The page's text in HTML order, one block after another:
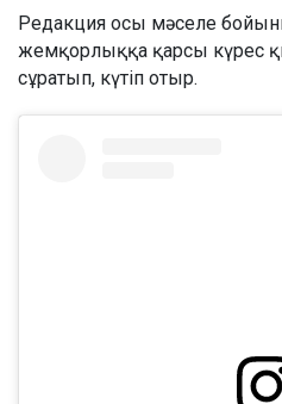
Редакция осы мәселе
жемқорлыққа қарсы күрес
сұратып, күтіп отыр.